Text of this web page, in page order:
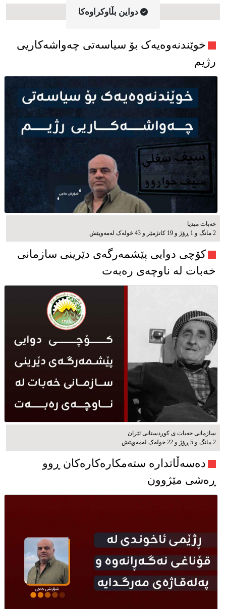
دواین بڵاوکراوه‌کا
خوێندنەوەیەک بۆ سیاسەتی چەواشەکاریی
رژیم
خەبات میدیا
2 مانگ و 1 ڕۆژ و 19 کاتژمێر و 43 خوله‌ک له‌مه‌وپێش‌
کۆچی دوایی پێشمەرگەی دێرینی سازمانی
خەبات لە ناوچەی رەبەت
سازمانی خەبات ی كوردستانی ئێران
2 مانگ و 5 ڕۆژ و 22 خوله‌ک له‌مه‌وپێش‌
دەسەڵاتدارە ستەمکارەکارەکان ڕوو
ڕەشی مێژوون